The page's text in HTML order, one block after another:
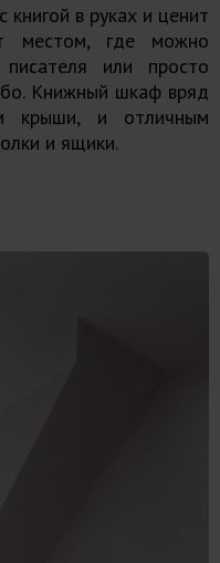
в руках и ценит
местом, где можно
или просто
Книжный шкаф вряд
крыши, и отличным
и ящики.